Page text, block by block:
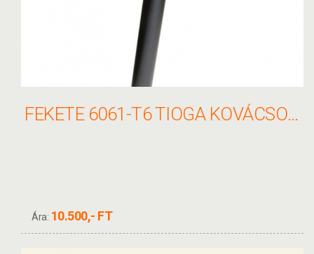
FEKETE 6061-T6 TIOGA KOVÁCSOLT ALUMINIUM PIVOTAL NYEREGCSŐ 27,2X350MM
Ára: 10.500,- FT